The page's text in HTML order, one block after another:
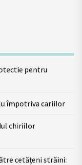
pentru
împotriva cariilor
chiriilor
cetățeni străini: